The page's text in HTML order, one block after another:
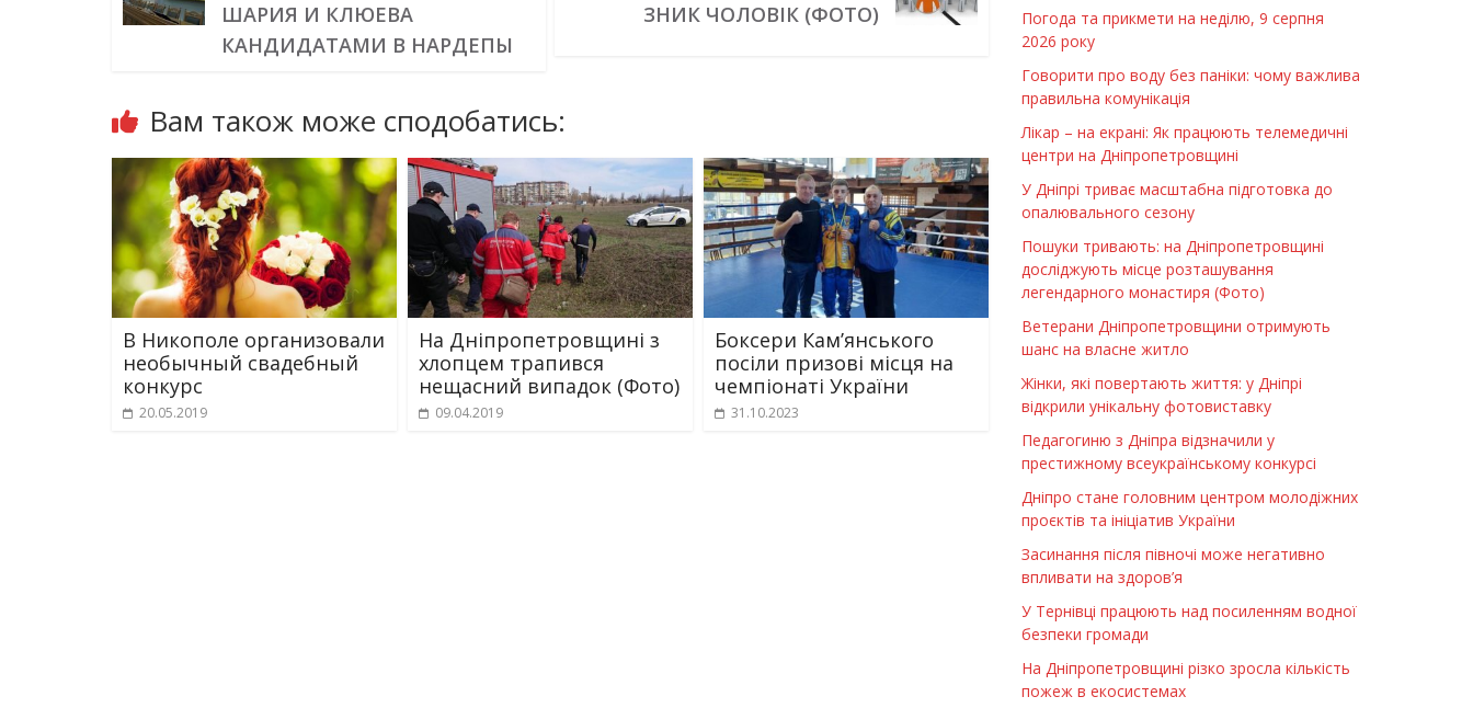
ШАРИЯ И КЛЮЕВА
КАНДИДАТАМИ В НАРДЕПЫ
ЗНИК ЧОЛОВІК (ФОТО)
Вам також може сподобатись:
В Никополе организовали
необычный свадебный
конкурс
20.05.2019
На Дніпропетровщині з
хлопцем трапився
нещасний випадок (Фото)
09.04.2019
Боксери Кам’янського
посіли призові місця на
чемпіонаті України
31.10.2023
Погода та прикмети на неділю, 9 серпня
2026 року
Говорити про воду без паніки: чому важлива
правильна комунікація
Лікар – на екрані: Як працюють телемедичні
центри на Дніпропетровщині
У Дніпрі триває масштабна підготовка до
опалювального сезону
Пошуки тривають: на Дніпропетровщині
досліджують місце розташування
легендарного монастиря (Фото)
Ветерани Дніпропетровщини отримують
шанс на власне житло
Жінки, які повертають життя: у Дніпрі
відкрили унікальну фотовиставку
Педагогиню з Дніпра відзначили у
престижному всеукраїнському конкурсі
Дніпро стане головним центром молодіжних
проєктів та ініціатив України
Засинання після півночі може негативно
впливати на здоров’я
У Тернівці працюють над посиленням водної
безпеки громади
На Дніпропетровщині різко зросла кількість
пожеж в екосистемах